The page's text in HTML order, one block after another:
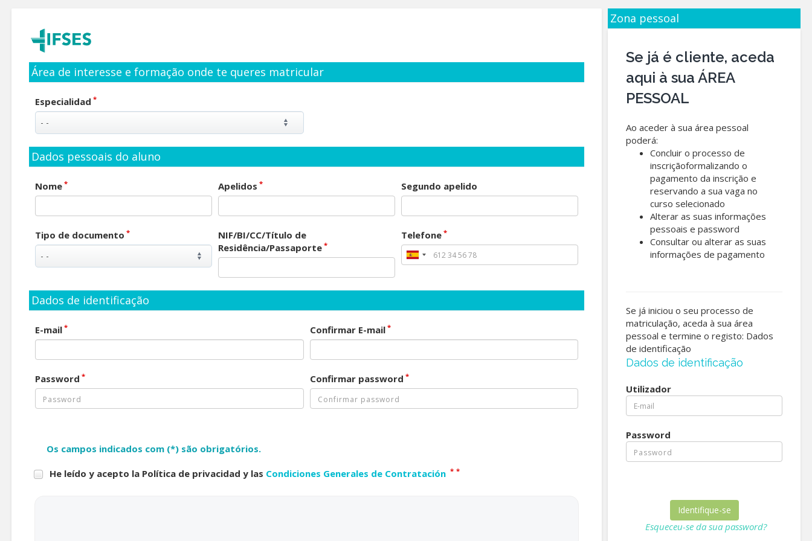
Área de interesse e formação onde te queres matricular
Especialidad *
Dados pessoais do aluno
Nome * Apelidos * Segundo apelido
Tipo de documento *
NIF/BI/CC/Título de
Residência/Passaporte *
Telefone *
Dados de identificação
E-mail * Confirmar E-mail*
Password * Confirmar password *
Os campos indicados com (*) são obrigatórios.
He leído y acepto la Política de privacidad y las Condiciones Generales de Contratación * *
Zona pessoal
Se já é cliente, aceda
aqui à sua ÁREA
PESSOAL
Ao aceder à sua área pessoal
poderá:
Concluir o processo de
inscriçãoformalizando o
pagamento da inscrição e
reservando a sua vaga no
curso selecionado
Alterar as suas informações
pessoais e password
Consultar ou alterar as suas
informações de pagamento
Se já iniciou o seu processo de
matriculação, aceda à sua área
pessoal e termine o registo: Dados
de identificação
Dados de identificação
Utilizador
Password
Esqueceu-se da sua password?